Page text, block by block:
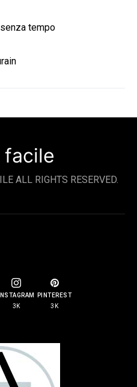
tempo
facile
ALL RIGHTS RESERVED.
INSTAGRAM
3K
PINTEREST
3K